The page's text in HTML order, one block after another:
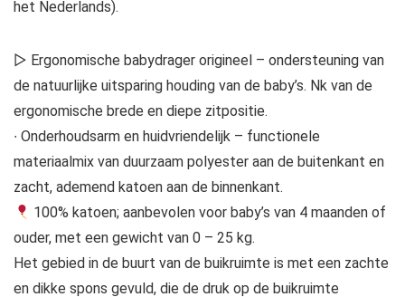
het Nederlands).
▷ Ergonomische babydrager origineel – ondersteuning van
de natuurlijke uitsparing houding van de baby’s. Nk van de
ergonomische brede en diepe zitpositie.
∙ Onderhoudsarm en huidvriendelijk – functionele
materiaalmix van duurzaam polyester aan de buitenkant en
zacht, ademend katoen aan de binnenkant.
100% katoen; aanbevolen voor baby’s van 4 maanden of
ouder, met een gewicht van 0 – 25 kg.
Het gebied in de buurt van de buikruimte is met een zachte
en dikke spons gevuld, die de druk op de buikruimte